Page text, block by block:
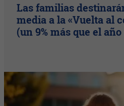
Las familias
media a la «Vuelta al
(un 9% más que el